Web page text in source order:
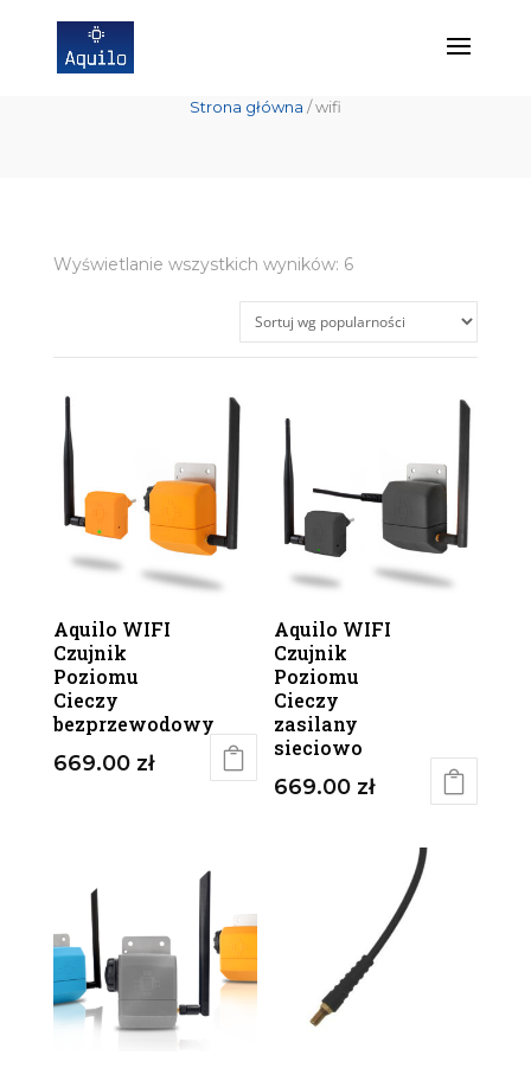
Strona główna / wifi
Wyświetlanie wszystkich wyników: 6Posortowane
popularności
Aquilo WIFI
Czujnik
Poziomu
Cieczy
bezprzewodowy
669.00 zł
Aquilo WIFI
Czujnik
Poziomu
Cieczy
zasilany
sieciowo
669.00 zł